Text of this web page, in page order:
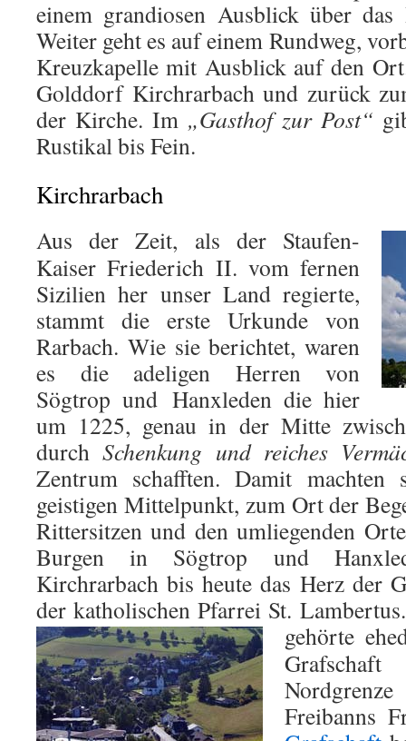
einem grandiosen Ausblick über das
Weiter geht es auf einem Rundweg,
Kreuzkapelle mit Ausblick auf den
Golddorf Kirchrarbach und zurück
der Kirche. Im „Gasthof zur Post“
Rustikal bis Fein.
Kirchrarbach
Aus der Zeit, als der Staufen-
Kaiser Friederich II. vom fernen
Sizilien her unser Land regierte,
stammt die erste Urkunde von
Rarbach. Wie sie berichtet, waren
es die adeligen Herren von
Sögtrop und Hanxleden die hier
um 1225, genau in der Mitte
durchSchenkung und reiches
Zentrum schafften. Damit machten
geistigen Mittelpunkt, zum Ort der
Rittersitzen und den umliegenden
Burgen in Sögtrop und
Kirchrarbach bis heute das Herz der
der katholischen Pfarrei St.
gehörte
Freibanns